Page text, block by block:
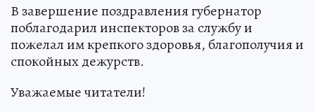
В завершение поздравления губернатор
поблагодарил инспекторов за службу и
пожелал им крепкого здоровья, благополучия и
спокойных дежурств.
Уважаемые читатели!